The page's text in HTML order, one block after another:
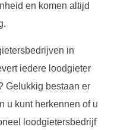
en komen altijd
in
iedere loodgieter
Gelukkig bestaan er
u kunt herkennen of u
loodgietersbedrijf